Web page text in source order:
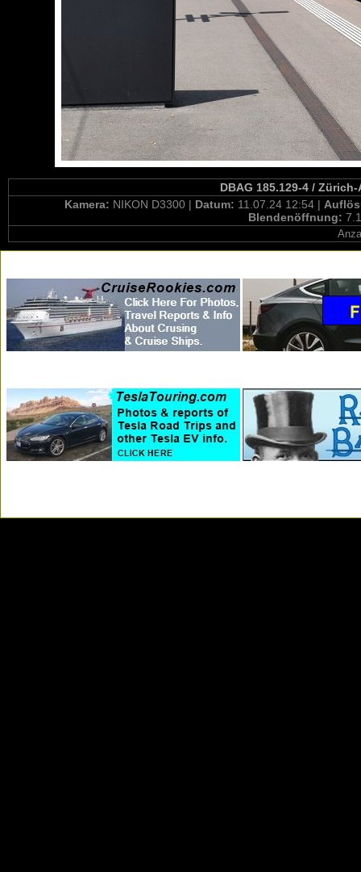
DBAG 185.129-4 /
Kamera: NIKON D3300 | Datum: 11.07.24 12:54 |
Blendenöffnung: